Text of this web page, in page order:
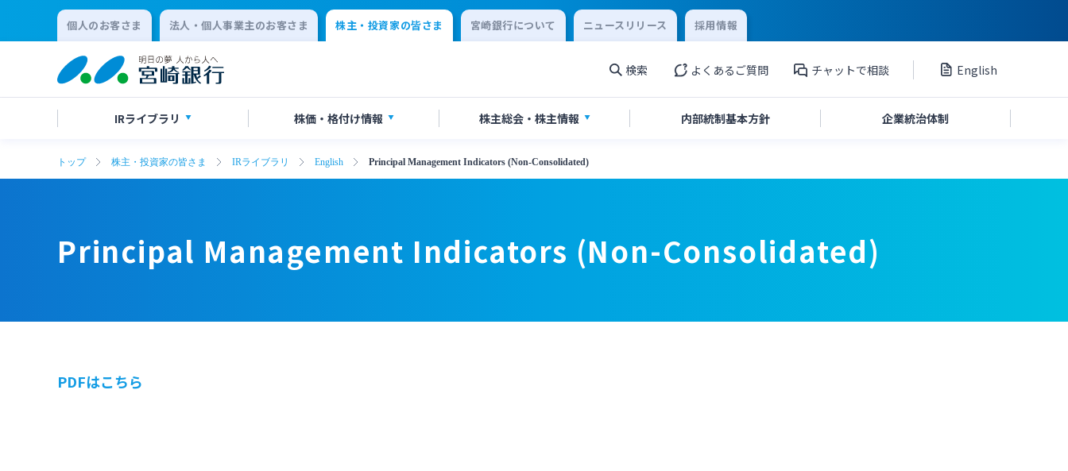
個人のお客さま 法人・個人事業主のお客さま 株主・投資家の皆さま 宮崎銀行について ニュースリリース 採用情報
検索 よくあるご質問 チャットで相談 English
IRライブラリ 株価・ 格付け情報 株主総会・ 株主情報 内部統制基本方針 企業統治体制
閉じる
閉じる
閉じる
閉じる
トップ 株主・投資家の皆さま IRライブラリ English Principal Management Indicators (Non-Consolidated)
Principal Management Indicators (Non-Consolidated)
PDFはこちら